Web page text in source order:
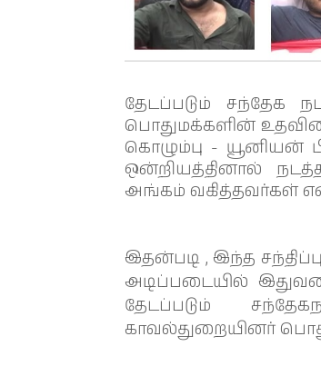
தேடப்படும் சந்தேக
பொதுமக்களின்
கொழும்பு -
ஒன்றியத்தினால்
அங்கம் வகித்தவர்கள்
இதன்படி , இந்த
அடிப்படையில்
தேடப்படும்
காவல்துறையினர்